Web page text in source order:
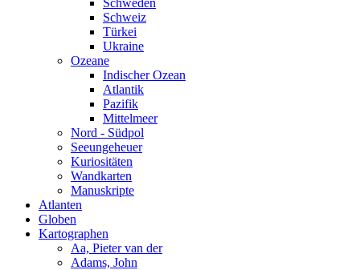
Schweden
Schweiz
Türkei
Ukraine
Ozeane
Indischer Ozean
Atlantik
Pazifik
Mittelmeer
Nord - Südpol
Seeungeheuer
Kuriositäten
Wandkarten
Manuskripte
Atlanten
Globen
Kartographen
Aa, Pieter van der
Adams, John